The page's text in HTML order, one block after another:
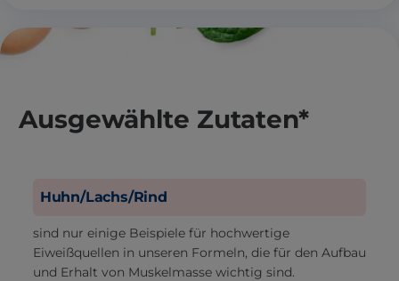
Ausgewählte Zutaten*
Huhn/Lachs/Rind
sind nur einige Beispiele für hochwertige
Eiweißquellen in unseren Formeln, die für den Aufbau
und Erhalt von Muskelmasse wichtig sind.